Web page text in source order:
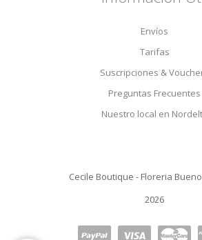
Envíos
Tarifas
Suscripciones &
Preguntas Frecuentes
Nuestro local en
Cecile Boutique - Floreria
2026